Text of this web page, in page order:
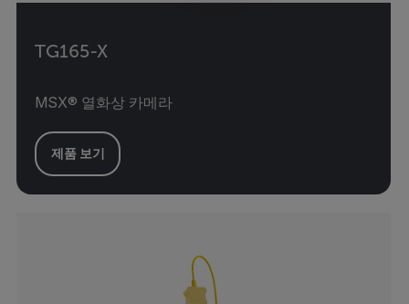
TG165-X
MSX® 열화상 카메라
제품 보기